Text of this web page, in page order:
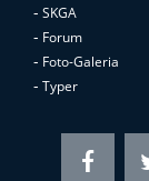
- SKGA
- Forum
- Foto-Galeria
- Typer